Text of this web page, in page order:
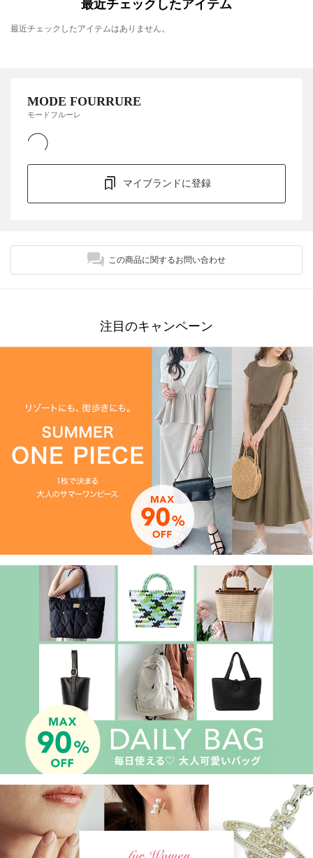
最近チェックしたアイテム
最近チェックしたアイテムはありません。
MODE FOURRURE
モードフルーレ
マイブランドに登録
この商品に関するお問い合わせ
注目のキャンペーン